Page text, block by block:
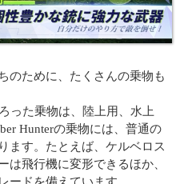
のために、たくさんの乗物も
った乗物は、陸上用、水上
Hunterの乗物には、普通の
ます。たとえば、ケルベロス
は飛行機に変形できるほか、